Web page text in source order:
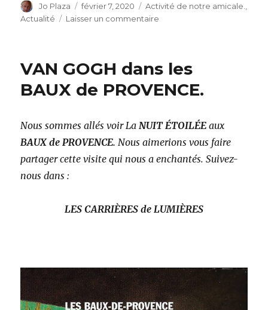
Auteur
Jo Plaza
Publié
le
février 7, 2020 Catégories
Activité de notre amicale.
Actualité
Laisser un commentaire
bureau
notre
(fév.2020)
VAN GOGH dans les
BAUX de PROVENCE.
Nous sommes allés voir LaNUIT ÉTOILÉEaux
BAUX de PROVENCE. Nous aimerions vous faire
partager cette visite qui nous a enchantés. Suivez-
nous dans :
LES CARRIÈRES de LUMIÈRES